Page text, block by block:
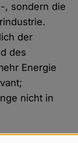
, sondern die
der
des
Energie
nicht in